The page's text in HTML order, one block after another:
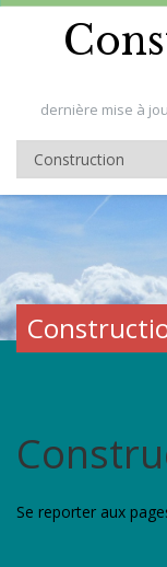
dernière mise à
Se reporter aux